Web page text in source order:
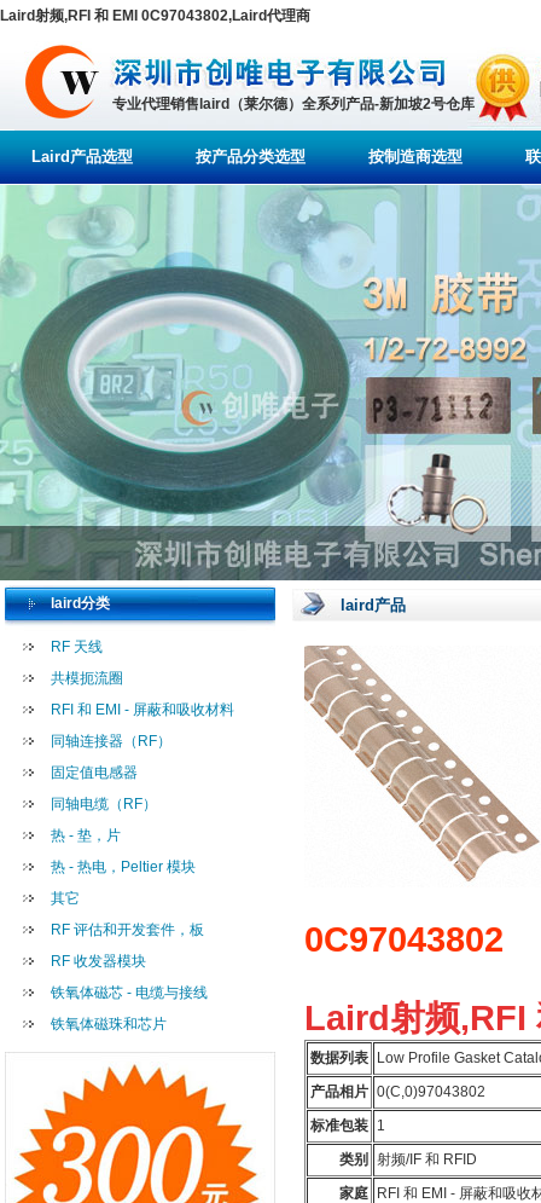
Laird射频,RFI 和 EMI 0C97043802,Laird代理商
专业代理销售laird（莱尔德）全系列产品-新加坡2号仓库
Laird产品选型 按产品分类选型 按制造商选型
laird分类
RF 天线
共模扼流圈
RFI 和 EMI - 屏蔽和吸收材料
同轴连接器（RF）
固定值电感器
同轴电缆（RF）
热 - 垫，片
热 - 热电，Peltier 模块
其它
RF 评估和开发套件，板
RF 收发器模块
铁氧体磁芯 - 电缆与接线
铁氧体磁珠和芯片
laird产品
0C97043802
Laird射频,RFI
数据列表
Low Profile Gasket
产品相片 0(C,0)97043802
标准包装 1
类别
射频/IF 和 RFID
家庭
RFI 和 EMI - 屏蔽和吸收